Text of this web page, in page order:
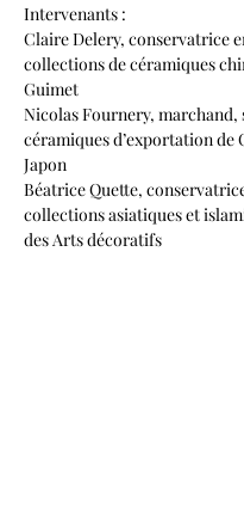
Intervenants :
Claire Delery, conservatrice
collections de céramiques
Guimet
Nicolas Fournery, marchand,
céramiques d’exportation de
Japon
Béatrice Quette,
collections asiatiques et
des Arts décoratifs